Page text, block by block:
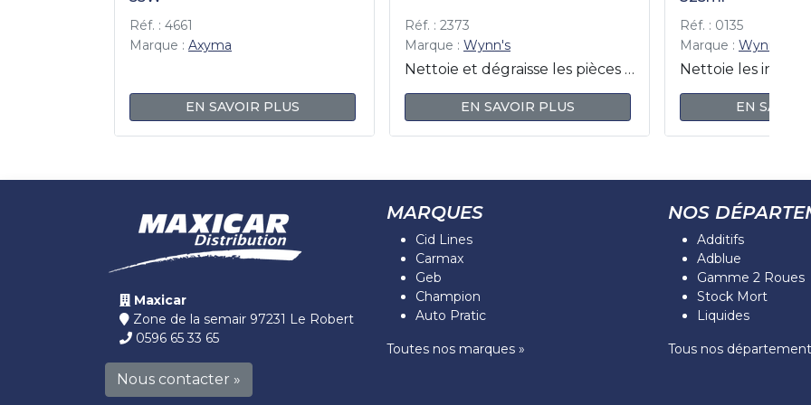
Réf. : 4661
Marque : Axyma
EN SAVOIR PLUS
Réf. : 2373
Marque : Wynn's
Nettoie et dégraisse les pièces mécaniques en enlevant le liquide de freins la graisse l'huile la poussière et les autres résidus des pièces mécaniques tout en évitant les tourbillons de poussière.
EN SAVOIR PLUS
Réf. : 0135
Marque : Wynn's
EN SAVOIR
Maxicar
Zone de la semair 97231 Le Robert
0596 65 33 65
Nous contacter »
MARQUES
Cid Lines
Carmax
Geb
Champion
Auto Pratic
Toutes nos marques »
NOS
Additifs
Adblue
Gamme 2 Roues
Stock Mort
Liquides
Tous nos